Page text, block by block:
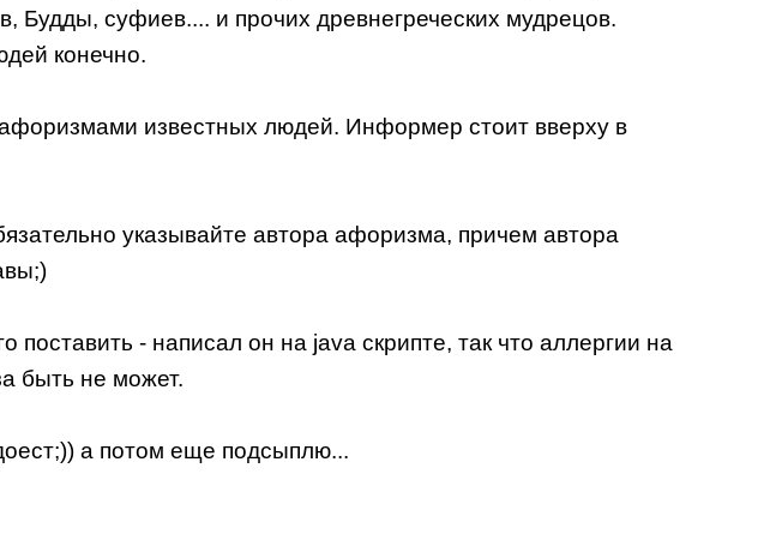
суфиев.... и прочих древнегреческих мудрецов.
конечно.
известных людей. Информер стоит вверху в
указывайте автора афоризма, причем автора
- написал он на java скрипте, так что аллергии на
быть не может.
а потом еще подсыплю...